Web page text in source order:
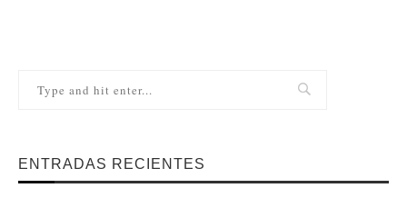
ENTRADAS RECIENTES